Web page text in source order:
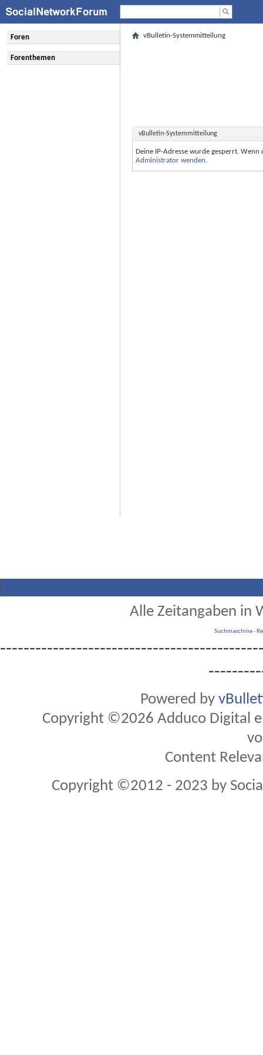
Foren
Forenthemen
vBulletin-Systemmitteilung
vBulletin-Systemmitteilung
Deine IP-Adresse wurde gesperrt.
Administrator wenden.
Alle Zeitangaben in
Suchmaschine-
Powered by
Copyright ©2026 Adduco Digital
Content
Copyright ©2012 - 2023 by